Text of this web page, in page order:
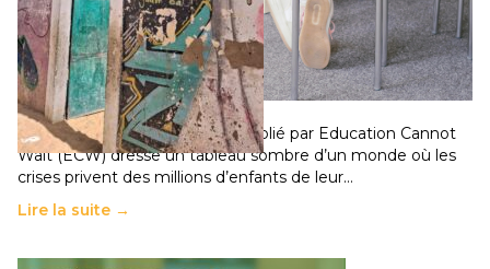
258 millions d’enfants victimes de la guerre, des
chocs climatiques et des déplacements de
population
11 juillet 2026- National
Un nouveau rapport mondial publié par Education Cannot
Wait (ECW) dresse un tableau sombre d’un monde où les
crises privent des millions d’enfants de leur…
Lire la suite →